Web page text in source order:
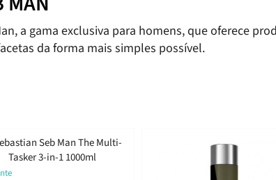
a gama exclusiva para homens, que oferece
da forma mais simples possível.